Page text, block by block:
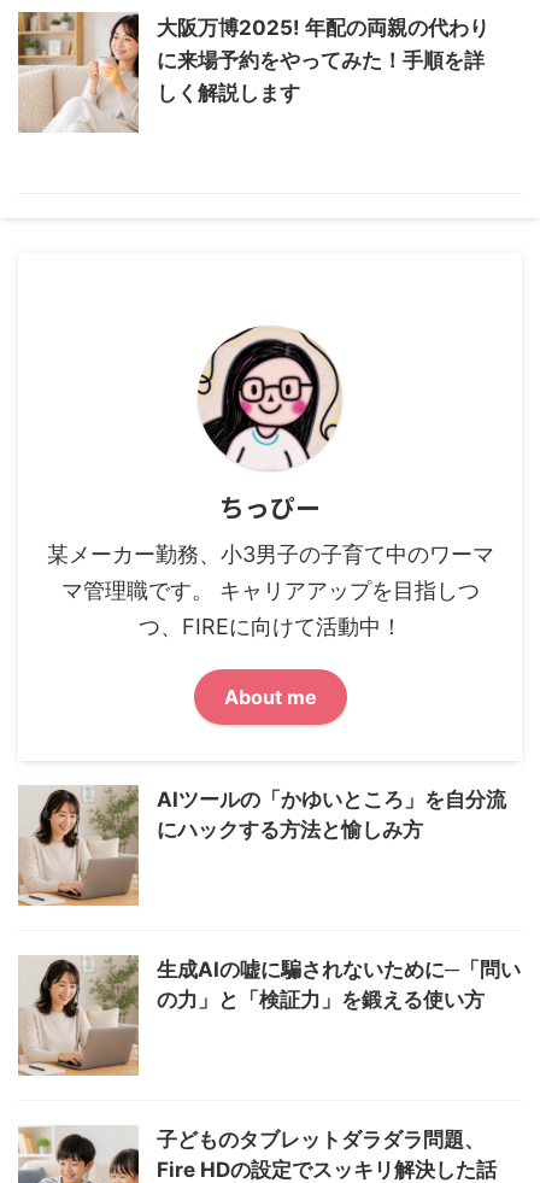
大阪万博2025! 年配の両親の代わり
に来場予約をやってみた！手順を詳
しく解説します
ちっぴー
某メーカー勤務、小3男子の子育て中のワーマ
マ管理職です。 キャリアアップを目指しつ
つ、FIREに向けて活動中！
About me
AIツールの「かゆいところ」を自分流
にハックする方法と愉しみ方
生成AIの嘘に騙されないために─「問い
の力」と「検証力」を鍛える使い方
子どものタブレットダラダラ問題、
Fire HDの設定でスッキリ解決した話